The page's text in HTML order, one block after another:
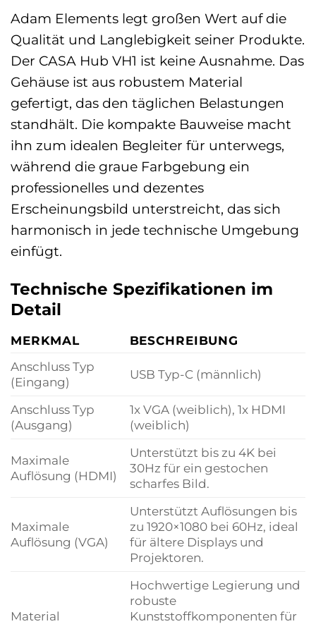
Adam Elements legt großen Wert auf die
Qualität und Langlebigkeit seiner Produkte.
Der CASA Hub VH1 ist keine Ausnahme. Das
Gehäuse ist aus robustem Material
gefertigt, das den täglichen Belastungen
standhält. Die kompakte Bauweise macht
ihn zum idealen Begleiter für unterwegs,
während die graue Farbgebung ein
professionelles und dezentes
Erscheinungsbild unterstreicht, das sich
harmonisch in jede technische Umgebung
einfügt.
Technische Spezifikationen im
Detail
MERKMAL
BESCHREIBUNG
Anschluss Typ
(Eingang)
USB Typ-C (männlich)
Anschluss Typ
(Ausgang)
1x VGA (weiblich), 1x HDMI
(weiblich)
Maximale
Auflösung (HDMI)
Unterstützt bis zu 4K bei
30Hz für ein gestochen
scharfes Bild.
Maximale
Auflösung (VGA)
Unterstützt Auflösungen bis
zu 1920×1080 bei 60Hz, ideal
für ältere Displays und
Projektoren.
Material
Hochwertige Legierung und
robuste
Kunststoffkomponenten für